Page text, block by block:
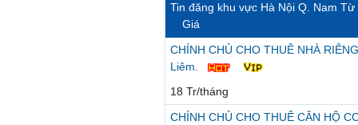
Tin đăng khu vực Hà Nội Q. Nam Từ
Giá
CHÍNH CHỦ CHO THUÊ NHÀ
Liêm.
18 Tr/tháng
CHÍNH CHỦ CHO THUÊ CĂN HỘ